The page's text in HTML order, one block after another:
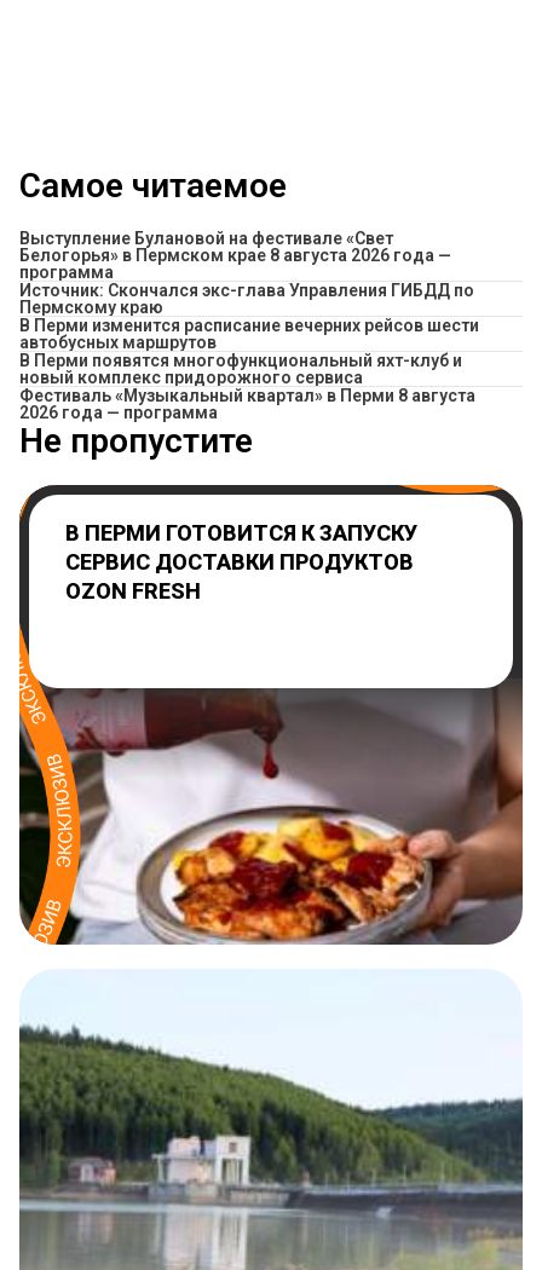
Самое читаемое
Выступление Булановой на фестивале «Свет
Белогорья» в Пермском крае 8 августа 2026 года —
программа
Источник: Скончался экс-глава Управления ГИБДД по
Пермскому краю
​В Перми изменится расписание вечерних рейсов шести
автобусных маршрутов
В Перми появятся многофункциональный яхт-клуб и
новый комплекс придорожного сервиса
Фестиваль «Музыкальный квартал» в Перми 8 августа
2026 года — программа
Не пропустите
В ПЕРМИ ГОТОВИТСЯ К ЗАПУСКУ
СЕРВИС ДОСТАВКИ ПРОДУКТОВ
OZON FRESH